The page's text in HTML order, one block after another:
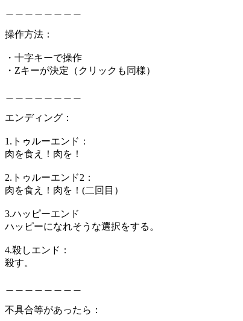
操作方法：
・十字キーで操作
・Zキーが決定（クリックも同様）
エンディング：
1.トゥルーエンド：
肉を食え！肉を！
2.トゥルーエンド2：
肉を食え！肉を！(二回目）
3.ハッピーエンド
ハッピーになれそうな選択をする。
4.殺しエンド：
殺す。
不具合等があったら：